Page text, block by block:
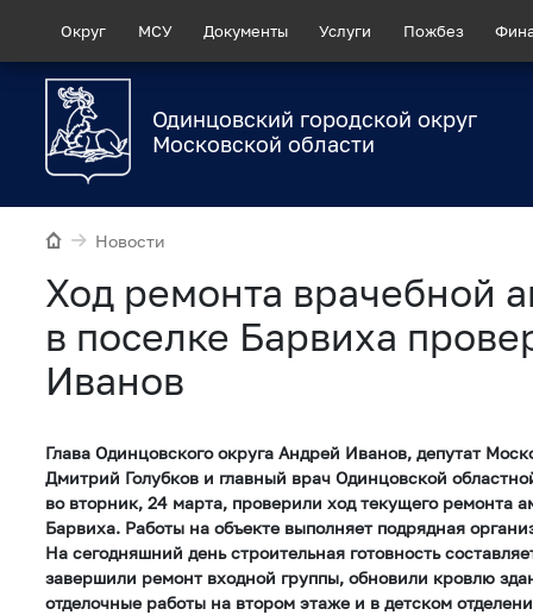
Округ МСУ Документы Услуги Пожбез
Одинцовский городской округ
Московской области
Новости
Ход ремонта врачебной
в поселке Барвиха
Иванов
Глава Одинцовского округа Андрей Иванов, депутат
Дмитрий Голубков и главный врач Одинцовской
во вторник, 24 марта, проверили ход текущего ремонта
Барвиха. Работы на объекте выполняет подрядная
На сегодняшний день строительная готовность
завершили ремонт входной группы, обновили кровлю
отделочные работы на втором этаже и в детском